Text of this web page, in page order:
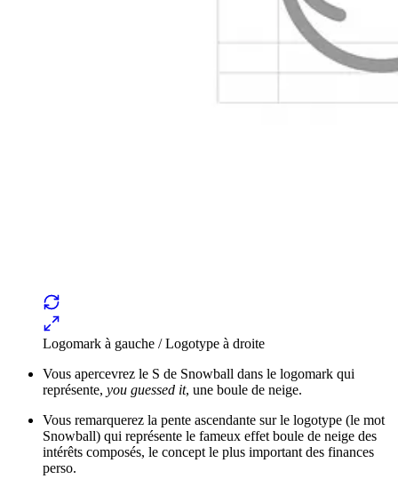
Logomark à gauche / Logotype à droite
Vous apercevrez le S de Snowball dans le logomark qui
représente, you guessed it, une boule de neige.
Vous remarquerez la pente ascendante sur le logotype (le mot
Snowball) qui représente le fameux effet boule de neige des
intérêts composés, le concept le plus important des finances
perso.